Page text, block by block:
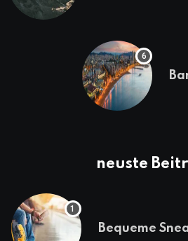
neuste
Bequeme